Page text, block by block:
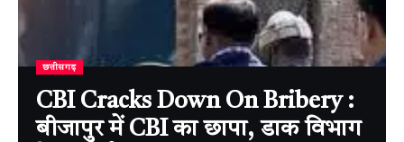
छत्तीसगढ़
CBI Cracks Down On Bribery :
बीजापुर में CBI का छापा, डाक विभाग